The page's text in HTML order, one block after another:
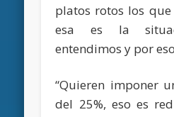
platos rotos los
esa es la
entendimos y por
“Quieren imponer
del 25%, eso es